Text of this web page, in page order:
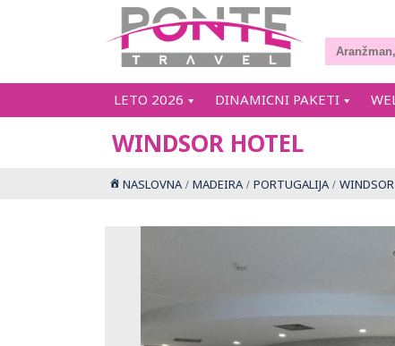
LETO 2026 DINAMICNI PAKETI
WINDSOR HOTEL
NASLOVNA MADEIRA PORTUGALIJA